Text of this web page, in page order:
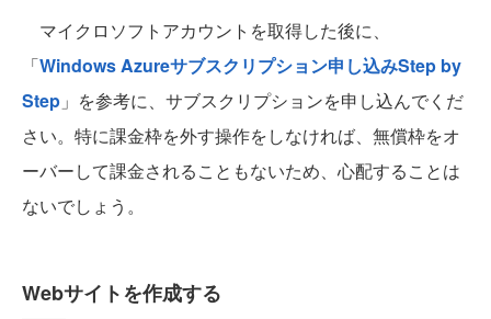
マイクロソフトアカウントを取得した後に、
「Windows Azureサブスクリプション申し込みStep by
Step 」を参考に、サブスクリプションを申し込んでくだ
さい。特に課金枠を外す操作をしなければ、無償枠をオ
ーバーして課金されることもないため、心配することは
ないでしょう。
Webサイトを作成する